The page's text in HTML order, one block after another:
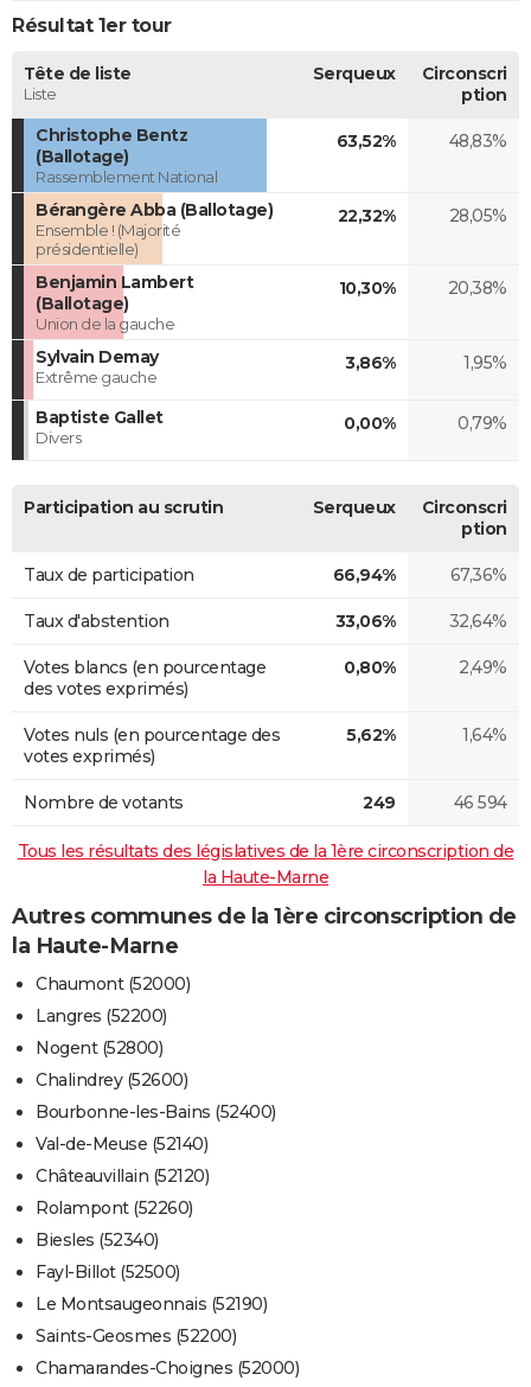
Résultat 1er tour
Tête de liste
Liste
Serqueux
Circonscri
ption
Christophe Bentz
(Ballotage)
Rassemblement National
63,52% 48,83%
Bérangère Abba (Ballotage)
Ensemble ! (Majorité
présidentielle)
22,32% 28,05%
Benjamin Lambert
(Ballotage)
Union de la gauche
10,30% 20,38%
Sylvain Demay
Extrême gauche
3,86% 1,95%
Baptiste Gallet
Divers
0,00% 0,79%
Participation au scrutin Serqueux
Circonscri
ption
Taux de participation 66,94% 67,36%
Taux d'abstention 33,06% 32,64%
Votes blancs (en pourcentage
des votes exprimés)
0,80% 2,49%
Votes nuls (en pourcentage des
votes exprimés)
5,62% 1,64%
Nombre de votants 249 46 594
Tous les résultats des législatives de la 1ère circonscription de
la Haute-Marne
Autres communes de la 1ère circonscription de
la Haute-Marne
Chaumont (52000)
Langres (52200)
Nogent (52800)
Chalindrey (52600)
Bourbonne-les-Bains (52400)
Val-de-Meuse (52140)
Châteauvillain (52120)
Rolampont (52260)
Biesles (52340)
Fayl-Billot (52500)
Le Montsaugeonnais (52190)
Saints-Geosmes (52200)
Chamarandes-Choignes (52000)